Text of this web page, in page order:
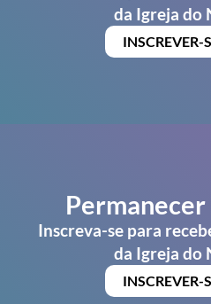
da Igreja do
INSCREVER-
Inscreva-se para
da Igreja do
INSCREVER-